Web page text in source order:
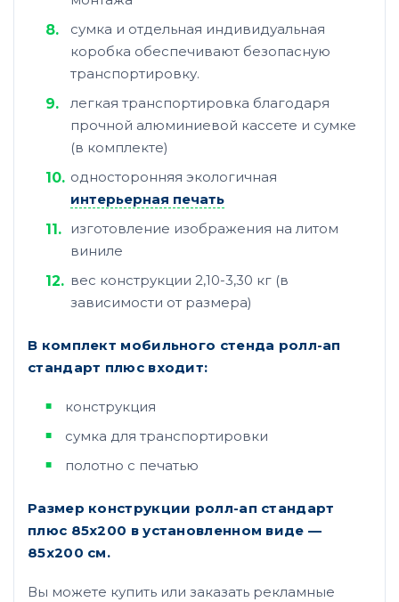
cумка и отдельная индивидуальная
коробка обеспечивают безопасную
транспортировку.
легкая транспортировка благодаря
прочной алюминиевой кассете и сумке
(в комплекте)
односторонняя экологичная
интерьерная печать
изготовление изображения на литом
виниле
вес конструкции 2,10-3,30 кг (в
зависимости от размера)
В комплект мобильного стенда ролл-ап
стандарт плюс входит:
конструкция
сумка для транспортировки
полотно с печатью
Размер конструкции ролл-ап стандарт
плюс 85х200 в установленном виде —
85х200 см.
Вы можете купить или заказать рекламные